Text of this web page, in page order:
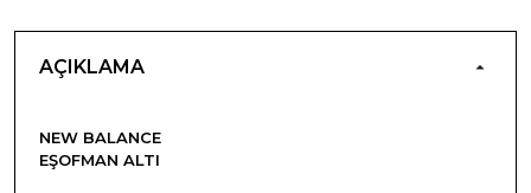
AÇIKLAMA
NEW BALANCE
EŞOFMAN ALTI